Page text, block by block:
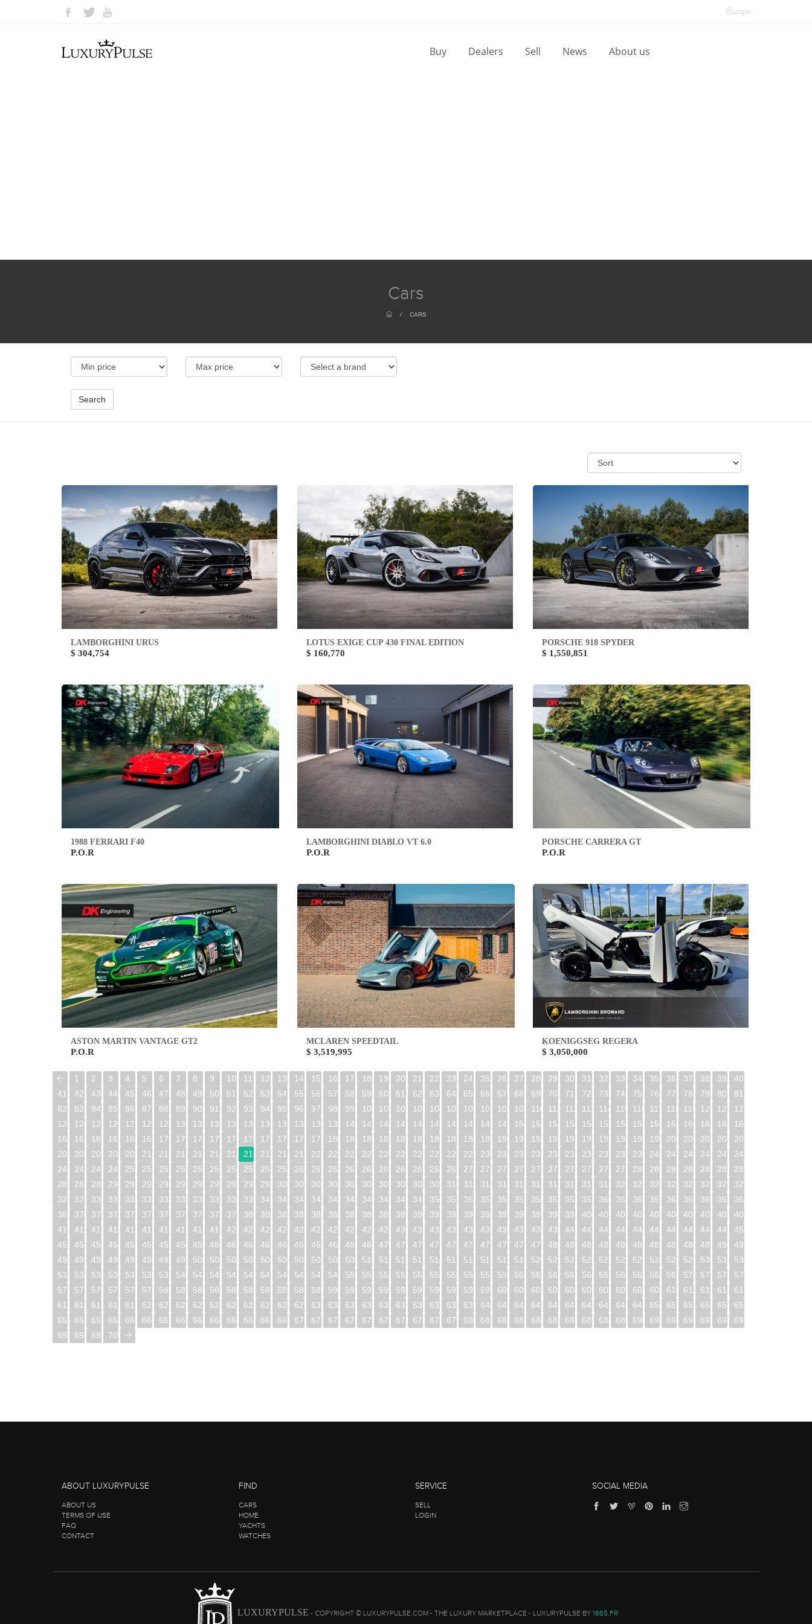
Login
Buy Dealers Sell News About us
Cars
/ CARS
Search
LAMBORGHINI URUS
$ 304,754
LOTUS EXIGE CUP 430 FINAL EDITION
$ 160,770
PORSCHE 918 SPYDER
$ 1,550,851
1988 FERRARI F40
P.O.R
LAMBORGHINI DIABLO VT 6.0
P.O.R
PORSCHE CARRERA GT
P.O.R
ASTON MARTIN VANTAGE GT2
P.O.R
MCLAREN SPEEDTAIL
$ 3,519,995
KOENIGGSEG REGERA
$ 3,050,000
1 2 3 4 5 6 7 8 9 10 11 12 13 14 15 16 17 18 19 20 21 22 23 24 25 26 27 28 29 30 31 32 33 34 35 36 37 38 39
40
41
42 43 44 45 46 47 48 49 50 51 52 53 54 55 56 57 58 59 60 61 62 63 64 65 66 67 68 69 70 71 72 73 74 75 76 77 78 79 80
81
82
83 84 85 86 87 88 89 90 91 92 93 94 95 96 97 98 99 100 101 102 103 104 105 106 107 108 109 110 111 112 113 114 115 116 117 118 119 120 121
122
123
124 125 126 127 128 129 130 131 132 133 134 135 136 137 138 139 140 141 142 143 144 145 146 147 148 149 150 151 152 153 154 155 156 157 158 159 160 161 162
163
164
165 166 167 168 169 170 171 172 173 174 175 176 177 178 179 180 181 182 183 184 185 186 187 188 189 190 191 192 193 194 195 196 197 198 199 200 201 202 203
204
205
206 207 208 209 210 211 212 213 214 215 216 217 218 219 220 221 222 223 224 225 226 227 228 229 230 231 232 233 234 235 236 237 238 239 240 241 242 243 244
245
246
247 248 249 250 251 252 253 254 255 256 257 258 259 260 261 262 263 264 265 266 267 268 269 270 271 272 273 274 275 276 277 278 279 280 281 282 283 284 285
286
287
288 289 290 291 292 293 294 295 296 297 298 299 300 301 302 303 304 305 306 307 308 309 310 311 312 313 314 315 316 317 318 319 320 321 322 323 324 325 326
327
328
329 330 331 332 333 334 335 336 337 338 339 340 341 342 343 344 345 346 347 348 349 350 351 352 353 354 355 356 357 358 359 360 361 362 363 364 365 366 367
368
369
370 371 372 373 374 375 376 377 378 379 380 381 382 383 384 385 386 387 388 389 390 391 392 393 394 395 396 397 398 399 400 401 402 403 404 405 406 407 408
409
410
411 412 413 414 415 416 417 418 419 420 421 422 423 424 425 426 427 428 429 430 431 432 433 434 435 436 437 438 439 440 441 442 443 444 445 446 447 448 449
450
451
452 453 454 455 456 457 458 459 460 461 462 463 464 465 466 467 468 469 470 471 472 473 474 475 476 477 478 479 480 481 482 483 484 485 486 487 488 489 490
491
492
493 494 495 496 497 498 499 500 501 502 503 504 505 506 507 508 509 510 511 512 513 514 515 516 517 518 519 520 521 522 523 524 525 526 527 528 529 530 531
532
533
534 535 536 537 538 539 540 541 542 543 544 545 546 547 548 549 550 551 552 553 554 555 556 557 558 559 560 561 562 563 564 565 566 567 568 569 570 571 572
573
574
575 576 577 578 579 580 581 582 583 584 585 586 587 588 589 590 591 592 593 594 595 596 597 598 599 600 601 602 603 604 605 606 607 608 609 610 611 612 613
614
615
616 617 618 619 620 621 622 623 624 625 626 627 628 629 630 631 632 633 634 635 636 637 638 639 640 641 642 643 644 645 646 647 648 649 650 651 652 653 654
655
656
657 658 659 660 661 662 663 664 665 666 667 668 669 670 671 672 673 674 675 676 677 678 679 680 681 682 683 684 685 686 687 688 689 690 691 692 693 694 695
696
697
698 699 700
ABOUT LUXURYPULSE
ABOUT US
TERMS OF USE
FAQ
CONTACT
FIND
CARS
HOME
YACHTS
WATCHES
SERVICE
SELL
LOGIN
SOCIAL MEDIA
LUXURYPULSE - COPYRIGHT © LUXURYPULSE.COM - THE LUXURY MARKETPLACE - LUXURYPULSE BY 1665.FR